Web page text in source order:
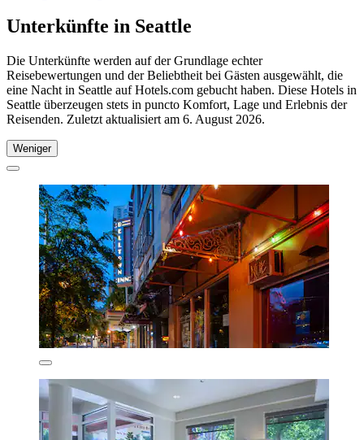
Unterkünfte in Seattle
Die Unterkünfte werden auf der Grundlage echter
Reisebewertungen und der Beliebtheit bei Gästen ausgewählt, die
eine Nacht in Seattle auf Hotels.com gebucht haben. Diese Hotels in
Seattle überzeugen stets in puncto Komfort, Lage und Erlebnis der
Reisenden. Zuletzt aktualisiert am 6. August 2026.
Weniger